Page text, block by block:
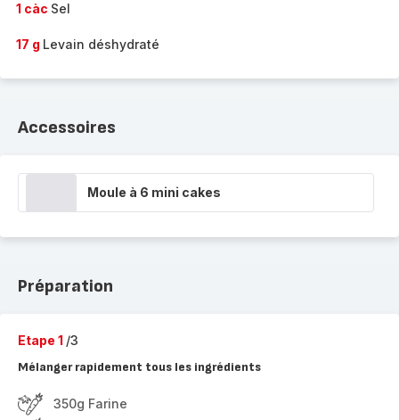
1 càc Sel
17 g Levain déshydraté
Accessoires
Moule à 6 mini cakes
Préparation
Etape 1 /3
Mélanger rapidement tous les ingrédients
350g Farine